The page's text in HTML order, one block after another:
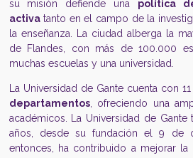
su misión defiende una política
activatanto en el campo de la
la enseñanza.
La ciudad alberga la
de Flandes, con más de 100.000
muchas escuelas y una universidad.
La Universidad de Gante cuenta con
departamentos, ofreciendo una
académicos. La Universidad de
años, desde su fundación el 9 de
entonces, ha contribuido a mejorar